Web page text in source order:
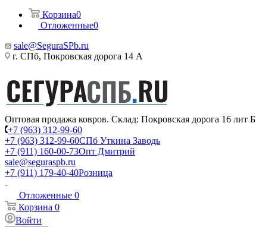
Корзина0
Отложенные0
sale@SeguraSPb.ru
г. СПб, Покровская дорога 14 А
Оптовая продажа ковров. Склад: Покровская дорога 16 лит Б
+7 (963) 312-99-60
+7 (963) 312-99-60СПб Уткина Заводь
+7 (911) 160-00-73Опт Дмитрий
sale@seguraspb.ru
+7 (911) 179-40-40Розница
Отложенные 0
Корзина 0
Войти